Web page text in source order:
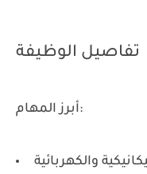
تفاصيل الوظيفة
أبرز المهام:
والكهربائية